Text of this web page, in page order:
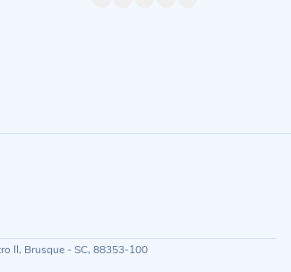
II, Brusque - SC, 88353-100